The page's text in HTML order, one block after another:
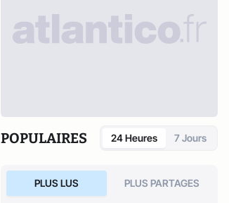
POPULAIRES 24 Heures 7 Jours
PLUS LUS PLUS PARTAGES